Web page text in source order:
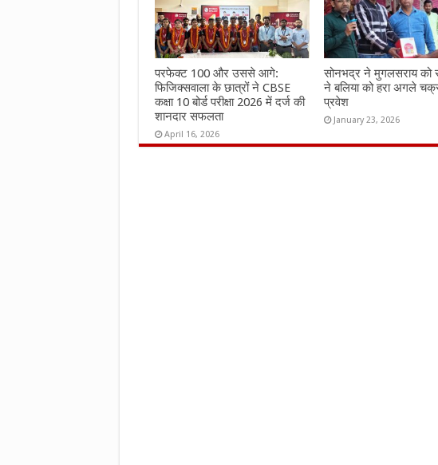
परफेक्ट 100 और उससे आगे:
फिजिक्सवाला के छात्रों ने CBSE
कक्षा 10 बोर्ड परीक्षा 2026 में दर्ज की
शानदार सफलता
April 16, 2026
सोनभद्र ने मुगलसराय को
ने बलिया को हरा अगले
प्रवेश
January 23, 2026